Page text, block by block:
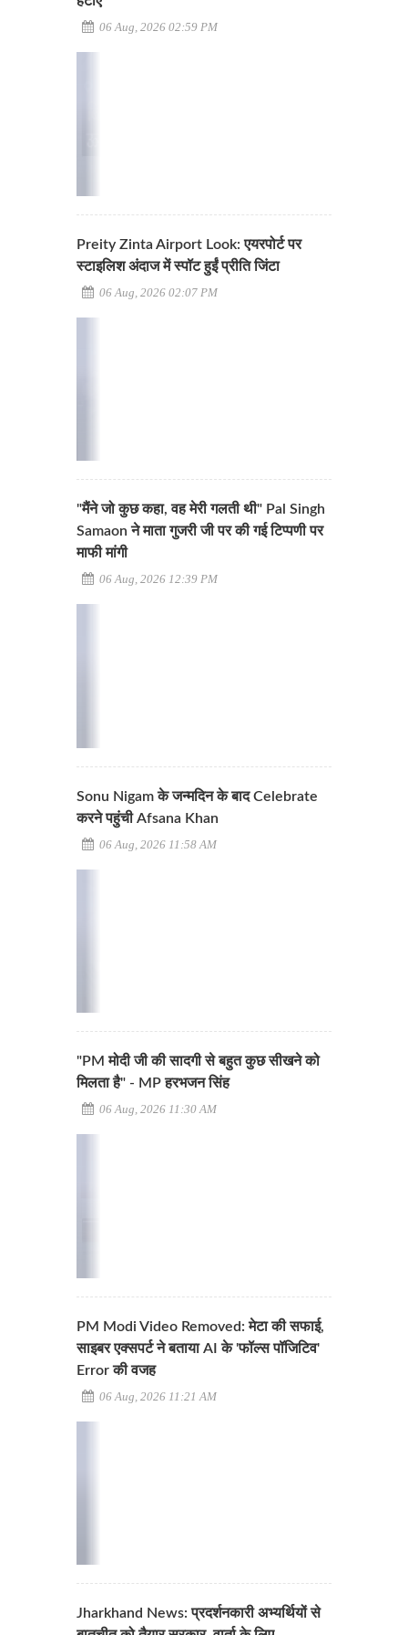
06 Aug, 2026 02:59 PM
Preity Zinta Airport Look: एयरपोर्ट पर
स्टाइलिश अंदाज में स्पॉट हुईं प्रीति जिंटा
06 Aug, 2026 02:07 PM
"मैंने जो कुछ कहा, वह मेरी गलती थी" Pal Singh
Samaon ने माता गुजरी जी पर की गई टिप्पणी पर
माफी मांगी
06 Aug, 2026 12:39 PM
Sonu Nigam के जन्मदिन के बाद Celebrate
करने पहुंची Afsana Khan
06 Aug, 2026 11:58 AM
"PM मोदी जी की सादगी से बहुत कुछ सीखने को
मिलता है" - MP हरभजन सिंह
06 Aug, 2026 11:30 AM
PM Modi Video Removed: मेटा की सफाई,
साइबर एक्सपर्ट ने बताया AI के 'फॉल्स पॉजिटिव'
Error की वजह
06 Aug, 2026 11:21 AM
Jharkhand News: प्रदर्शनकारी अभ्यर्थियों से